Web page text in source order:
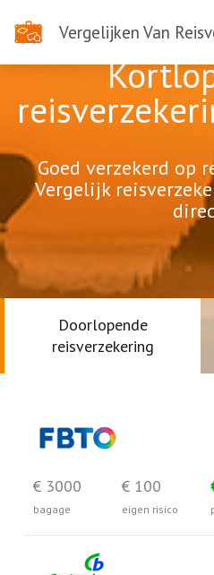
Vergelijken Van
Goed verzekerd op
Vergelijk
Doorlopende
reisverzekering
€ 3000
bagage
€ 100
eigen risico